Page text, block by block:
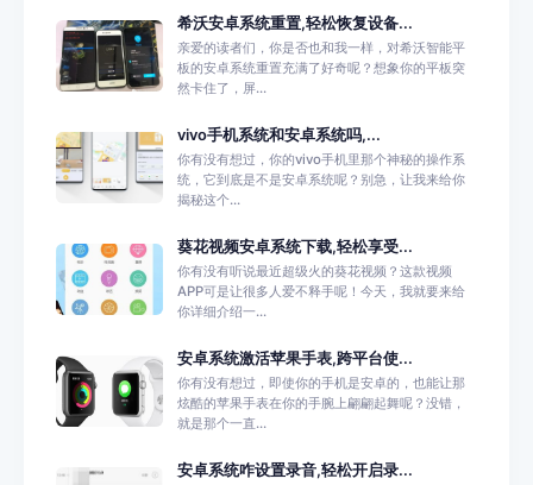
希沃安卓系统重置,轻松恢复设备...
亲爱的读者们，你是否也和我一样，对希沃智能平
板的安卓系统重置充满了好奇呢？想象你的平板突
然卡住了，屏...
vivo手机系统和安卓系统吗,...
你有没有想过，你的vivo手机里那个神秘的操作系
统，它到底是不是安卓系统呢？别急，让我来给你
揭秘这个...
葵花视频安卓系统下载,轻松享受...
你有没有听说最近超级火的葵花视频？这款视频
APP可是让很多人爱不释手呢！今天，我就要来给
你详细介绍一...
安卓系统激活苹果手表,跨平台使...
你有没有想过，即使你的手机是安卓的，也能让那
炫酷的苹果手表在你的手腕上翩翩起舞呢？没错，
就是那个一直...
安卓系统咋设置录音,轻松开启录...